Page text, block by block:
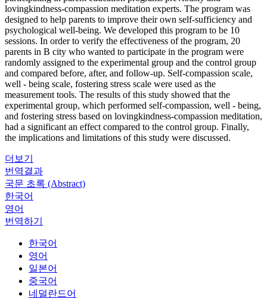
lovingkindness-compassion meditation experts. The program was
designed to help parents to improve their own self-sufficiency and
psychological well-being. We developed this program to be 10
sessions. In order to verify the effectiveness of the program, 20
parents in B city who wanted to participate in the program were
randomly assigned to the experimental group and the control group
and compared before, after, and follow-up. Self-compassion scale,
well - being scale, fostering stress scale were used as the
measurement tools. The results of this study showed that the
experimental group, which performed self-compassion, well - being,
and fostering stress based on lovingkindness-compassion meditation,
had a significant an effect compared to the control group. Finally,
the implications and limitations of this study were discussed.
더보기
번역결과
국문 초록 (Abstract)
한국어
영어
번역하기
한국어
영어
일본어
중국어
네덜란드어